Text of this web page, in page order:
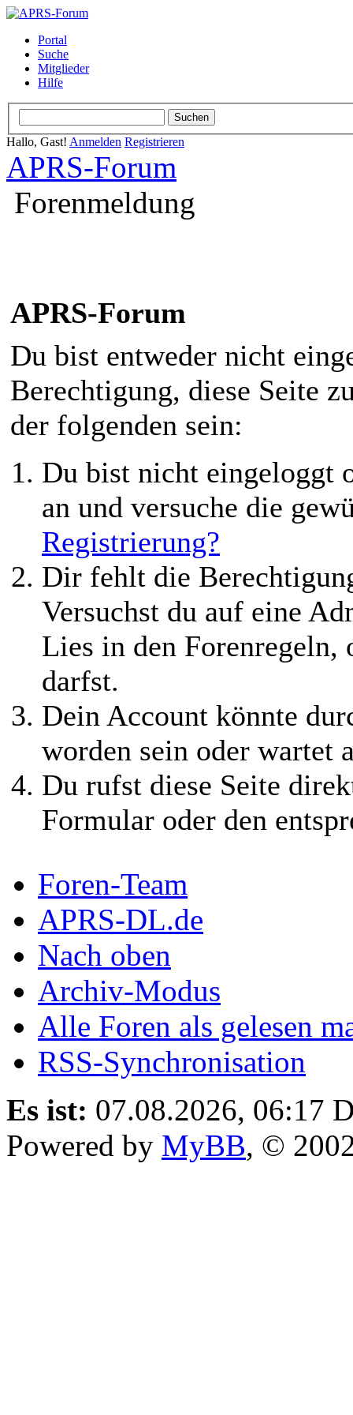
Portal
Suche
Mitglieder
Hilfe
Hallo, Gast! Anmelden Registrieren
APRS-Forum
Forenmeldung
APRS-Forum
Du bist entweder nicht
Berechtigung, diese Seite
der folgenden sein:
Du bist nicht eingeloggt
an und versuche die
Registrierung?
Dir fehlt die
Versuchst du auf eine
Lies in den Forenregeln,
darfst.
Dein Account könnte
worden sein oder wartet
Du rufst diese Seite
Formular oder den
Foren-Team
APRS-DL.de
Nach oben
Archiv-Modus
Alle Foren als gelesen
RSS-Synchronisation
Es ist: 07.08.2026, 06:17
Powered by MyBB, ©